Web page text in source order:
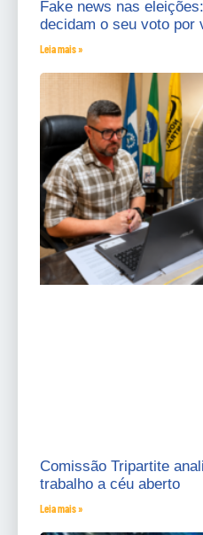
Fake news nas
decidam o seu voto por
Leia mais »
Comissão Tripartite
trabalho a céu aberto
Leia mais »